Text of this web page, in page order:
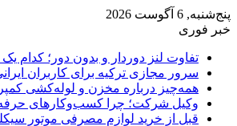
پنج‌شنبه, 6 آگوست 2026
خبر فوری
تفاوت لنز دوردار و بدون دور؛
سرور مجازی ترکیه برای کاربران
همه‌چیز درباره مخزن و لوله‌کشی
وکیل شرکت؛ چرا کسب‌وکارهای
قبل از خرید لوازم مصرفی موتور